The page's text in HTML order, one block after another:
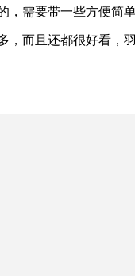
，需要带一些方便简
，而且还都很好看，